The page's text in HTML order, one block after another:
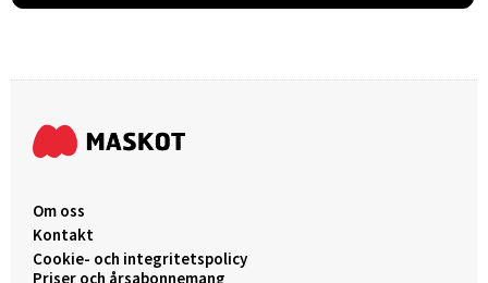
Om oss
Kontakt
Cookie- och integritetspolicy
Priser och årsabonnemang